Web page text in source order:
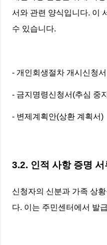
서와 관련 양식입니다. 이
수 있습니다.
- 개인회생절차 개시신청서
- 금지명령신청서(추심 중
- 변제계획안(상환 계획서)
3.2. 인적 사항 증명 서
신청자의 신분과 가족 상
다. 이는 주민센터에서 발